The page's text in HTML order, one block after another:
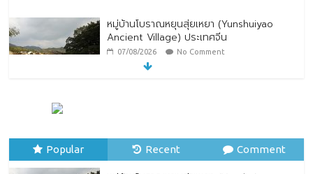
หมู่บ้านโบราณหยุนสุ่ยเหยา (Yunshuiyao
Ancient Village) ประเทศจีน
07/08/2026 No Comment
28/07/2026 No Comment
Popular Recent Comment